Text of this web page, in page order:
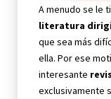
A menudo se le
literatura
que sea más
ella. Por ese
interesante
exclusivamente